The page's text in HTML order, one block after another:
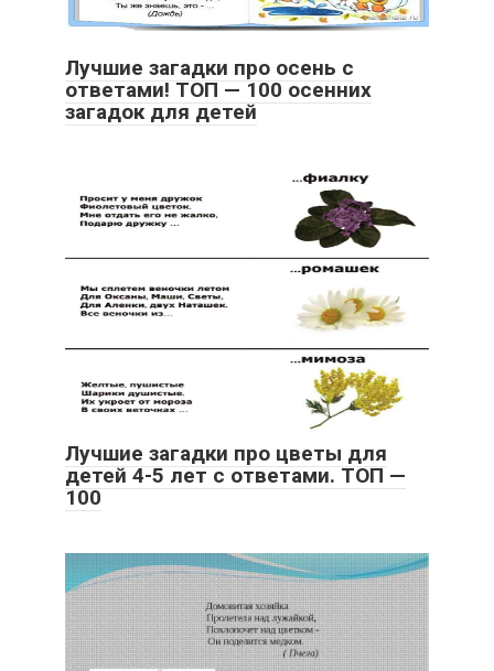
Лучшие загадки про осень с
ответами! ТОП — 100 осенних
загадок для детей
Лучшие загадки про цветы для
детей 4-5 лет с ответами. ТОП —
100